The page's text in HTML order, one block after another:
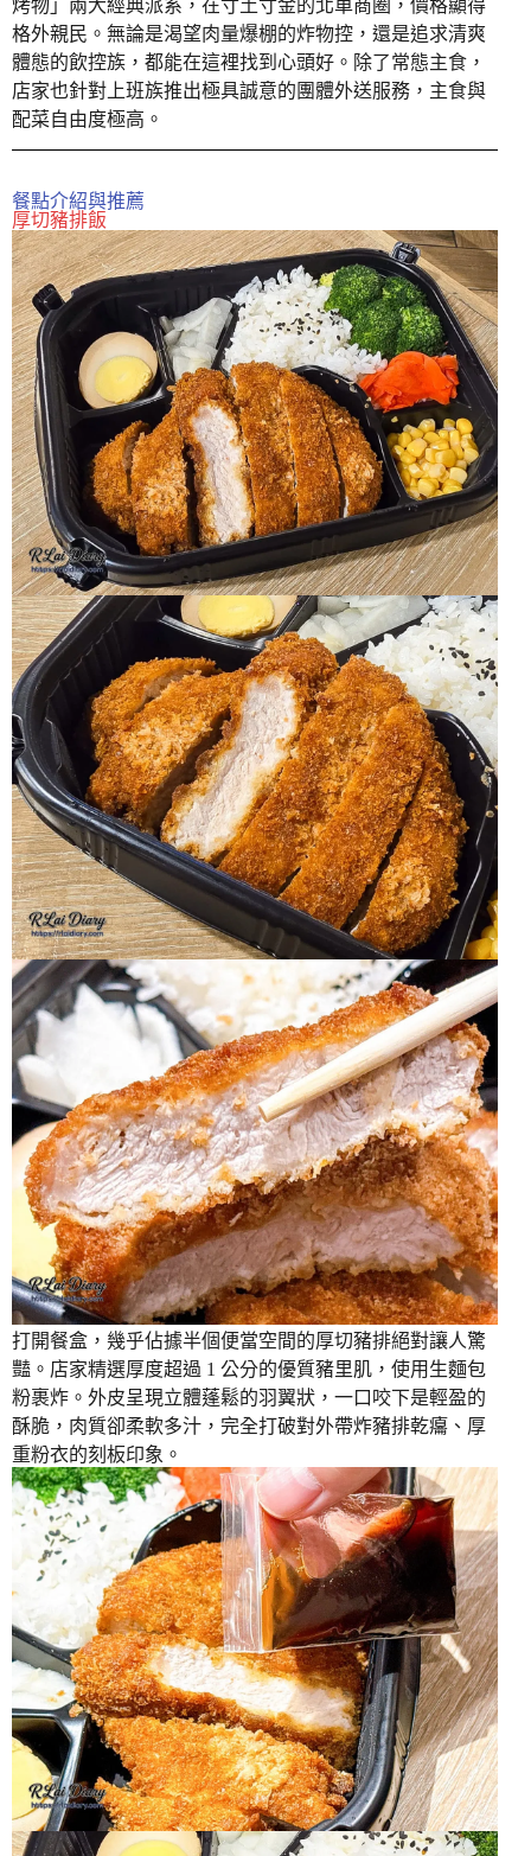
烤物」兩大經典派系，在寸土寸金的北車商圈，價格顯得
格外親民。無論是渴望肉量爆棚的炸物控，還是追求清爽
體態的飲控族，都能在這裡找到心頭好。除了常態主食，
店家也針對上班族推出極具誠意的團體外送服務，主食與
配菜自由度極高。
餐點介紹與推薦
厚切豬排飯
打開餐盒，幾乎佔據半個便當空間的厚切豬排絕對讓人驚
豔。店家精選厚度超過 1 公分的優質豬里肌，使用生麵包
粉裹炸。外皮呈現立體蓬鬆的羽翼狀，一口咬下是輕盈的
酥脆，肉質卻柔軟多汁，完全打破對外帶炸豬排乾癟、厚
重粉衣的刻板印象。